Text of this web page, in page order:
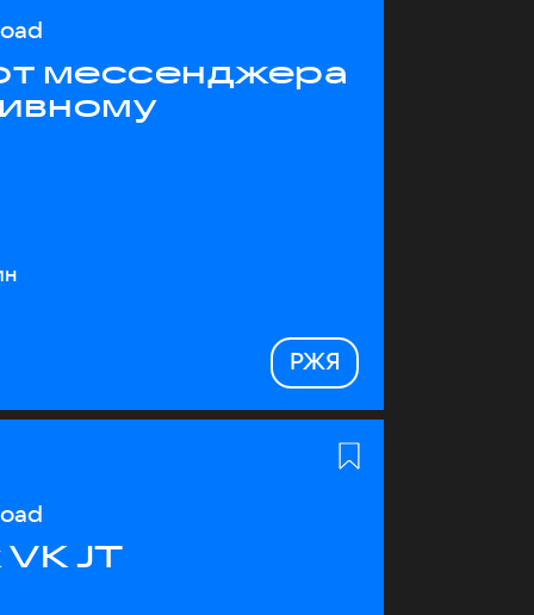
мессенджера
РЖЯ
JT